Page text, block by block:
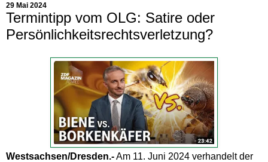
29 Mai 2024
Termintipp vom OLG: Satire oder
Persönlichkeitsrechtsverletzung?
Westsachsen/Dresden.-Am 11. Juni 2024 verhandelt der